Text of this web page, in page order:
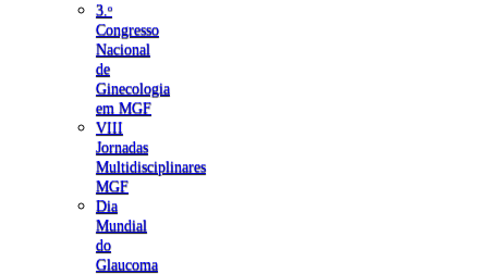
3.ᵒ
Congresso
Nacional
de
Ginecologia
em MGF
VIII
Jornadas
Multidisciplinares
MGF
Dia
Mundial
do
Glaucoma